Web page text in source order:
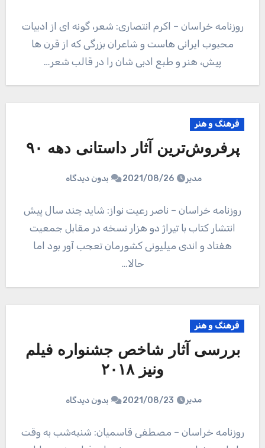
روزنامه خراسان – اکرم انتصاری: شعر، گونه ای از ادبیات
محبوب ایرانی هاست و شاعران بزرگی که از قرن ها
پیش، هنر و طبع ادبی شان را در قالب شعر…
فرهنگ و هنر
پرفروش‌ترین آثار داستانی دهه ۹۰
مدیر 2021/08/26 بدون دیدگاه
روزنامه خراسان – ناصر رعیت نواز: شاید چند سال پیش
انتشار کتاب با تیراژ دو هزار نسخه در مقابل جمعیت
هفتاد و اندی میلیونی کشورمان تعجب آور بود اما
حالا…
فرهنگ و هنر
بررسی آثار شاخص جشنواره فیلم
ونیز ۲۰۱۸
مدیر 2021/08/23 بدون دیدگاه
روزنامه خراسان – مصطفی قاسمیان: شنبه‌شب به وقت